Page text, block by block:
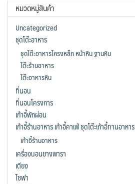
variants.
The
options
may
chosen
the
product
page
The
หมวดหมู่สินค้า
Uncategorized
ชุดโต๊ะอาหาร
ชุดโต๊ะอาหารโครงหล็ก หน้าหิน ฐานหิน
โต๊ะร้านอาหาร
โต๊ะอาหารหิน
ที่นอน
ที่นอนโครงการ
เก้าอี้พักผ่อน
เก้าอี้ร้านอาหาร เก้าอี้คาเฟ่ ชุดโต๊ะเก้าอี้ทานอาหาร
เก้าอี้ร้านอาหาร
เครื่องนอนยางพารา
เตียง
โซฟา